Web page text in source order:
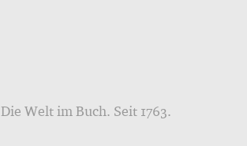
Die Welt im Buch. Seit 1763.